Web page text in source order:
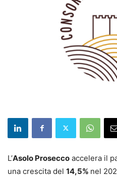
L’Asolo Prosecco accelera il
una crescita del 14,5% nel